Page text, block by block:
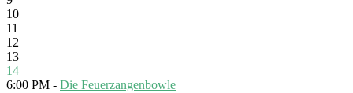
10
11
12
13
14
6:00 PM - Die Feuerzangenbowle